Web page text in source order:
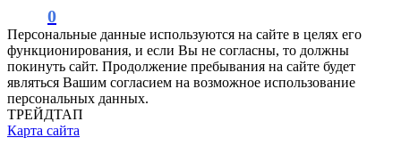
0
Персональные данные используются на сайте в целях его
функционирования, и если Вы не согласны, то должны
покинуть сайт. Продолжение пребывания на сайте будет
являться Вашим согласием на возможное использование
персональных данных.
ТРЕЙДТАП
Карта сайта